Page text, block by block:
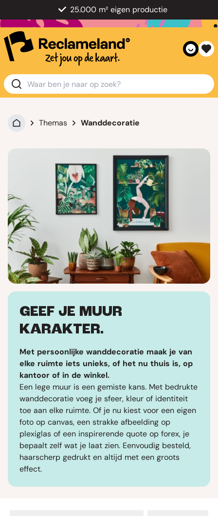
25.000 m² eigen productie
Themas Wanddecoratie
GEEF JE MUUR
KARAKTER.
Met persoonlijke wanddecoratie maak je van
elke ruimte iets unieks, of het nu thuis is, op
kantoor of in de winkel.
Een lege muur is een gemiste kans. Met bedrukte
wanddecoratie voeg je sfeer, kleur of identiteit
toe aan elke ruimte. Of je nu kiest voor een eigen
foto op canvas, een strakke afbeelding op
plexiglas of een inspirerende quote op forex, je
bepaalt zelf wat je laat zien. Eenvoudig besteld,
haarscherp gedrukt en altijd met een groots
effect.